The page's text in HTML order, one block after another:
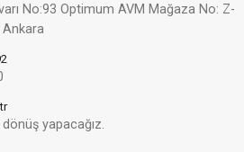
No:93 Optimum AVM Mağaza No: Z-
yapacağız.